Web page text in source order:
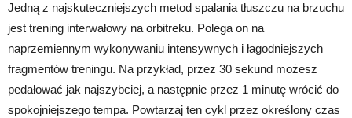
Jedną z najskuteczniejszych metod spalania tłuszczu na brzuchu
jest trening interwałowy na orbitreku. Polega on na
naprzemiennym wykonywaniu intensywnych i łagodniejszych
fragmentów treningu. Na przykład, przez 30 sekund możesz
pedałować jak najszybciej, a następnie przez 1 minutę wrócić do
spokojniejszego tempa. Powtarzaj ten cykl przez określony czas